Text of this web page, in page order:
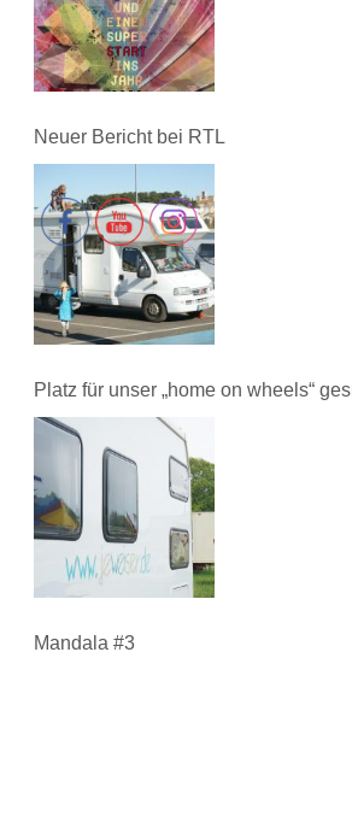
Neuer Bericht bei RTL
Platz für unser „home on wheels“
Mandala #3